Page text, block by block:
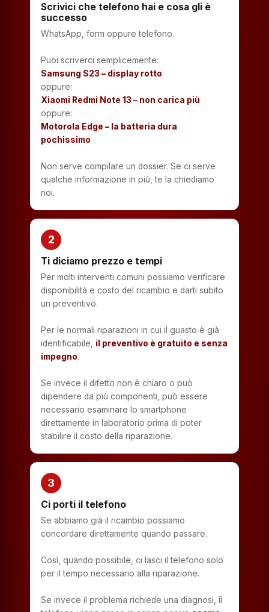
Scrivici che telefono hai e cosa gli è
successo
WhatsApp, form oppure telefono.
Puoi scriverci semplicemente:
Samsung S23 – display rotto
oppure:
Xiaomi Redmi Note 13 – non carica più
oppure:
Motorola Edge – la batteria dura
pochissimo
Non serve compilare un dossier. Se ci serve
qualche informazione in più, te la chiediamo
noi.
2
Ti diciamo prezzo e tempi
Per molti interventi comuni possiamo verificare
disponibilità e costo del ricambio e darti subito
un preventivo.
Per le normali riparazioni in cui il guasto è già
identificabile, il preventivo è gratuito e senza
impegno.
Se invece il difetto non è chiaro o può
dipendere da più componenti, può essere
necessario esaminare lo smartphone
direttamente in laboratorio prima di poter
stabilire il costo della riparazione.
3
Ci porti il telefono
Se abbiamo già il ricambio possiamo
concordare direttamente quando passare.
Così, quando possibile, ci lasci il telefono solo
per il tempo necessario alla riparazione.
Se invece il problema richiede una diagnosi, il